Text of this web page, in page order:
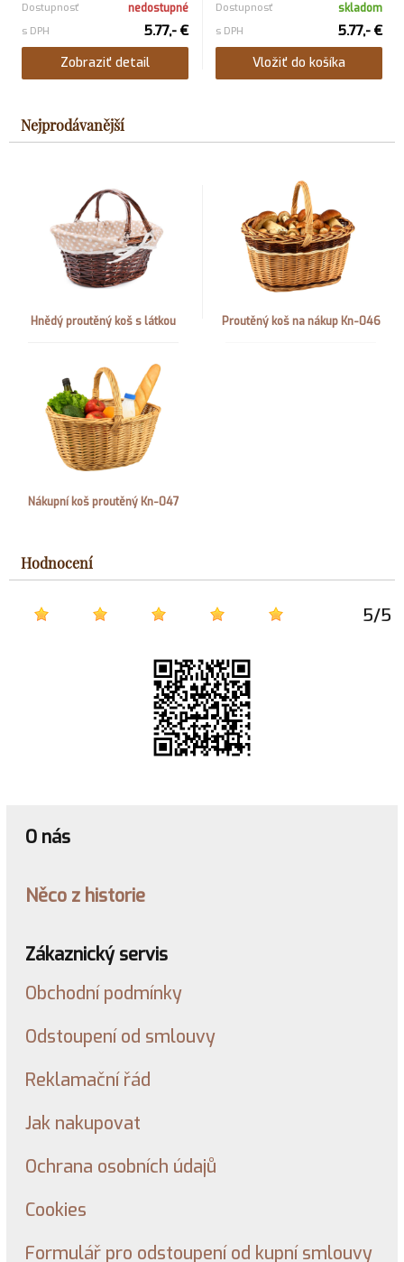
Hodnocení
5/5
Dostupnosť nedostupné
s DPH 5.77,- €
Zobraziť detail
Dostupnosť skladom
s DPH 5.77,- €
Vložiť do košíka
Nejprodávanější
Hnědý proutěný koš s látkou Proutěný koš na nákup Kn-046
Nákupní koš proutěný Kn-047
O nás
Něco z historie
Zákaznický servis
Obchodní podmínky
Odstoupení od smlouvy
Reklamační řád
Jak nakupovat
Ochrana osobních údajů
Cookies
Formulář pro odstoupení od kupní smlouvy